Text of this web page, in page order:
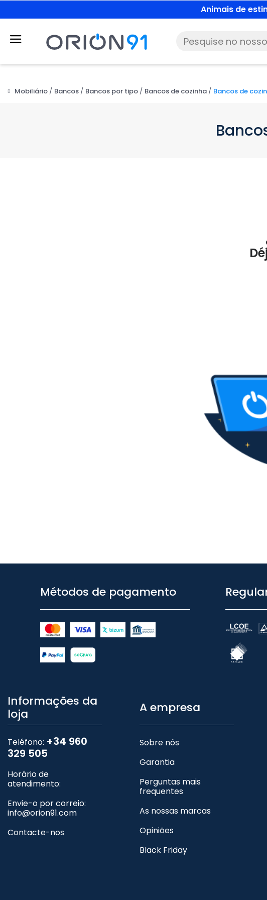
Animais de
Mobiliário Bancos Bancos por tipo Bancos de cozinha Bancos de
Métodos de pagamento
Informações da
loja
Teléfono: +34 960
329 505
Horário de
atendimento:
Envie-o por correio:
info@orion91.com
Contacte-nos
A empresa
Sobre nós
Garantia
Perguntas mais
frequentes
As nossas marcas
Opiniões
Black Friday